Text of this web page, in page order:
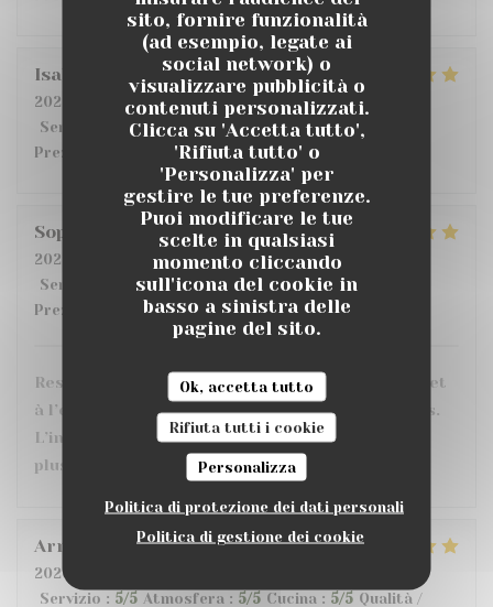
sito, fornire funzionalità
(ad esempio, legate ai
social network) o
visualizzare pubblicità o
contenuti personalizzati.
Clicca su 'Accetta tutto',
'Rifiuta tutto' o
'Personalizza' per
gestire le tue preferenze.
Puoi modificare le tue
scelte in qualsiasi
momento cliccando
sull'icona del cookie in
basso a sinistra delle
pagine del sito.
Ok, accetta tutto
Rifiuta tutti i cookie
Personalizza
Politica di protezione dei dati personali
Politica di gestione dei cookie
Isabelle
2026-07-14
- 19:30 - Ospiti 2
Servizio
/5 Atmosfera : 5/5 Cucina: 5/5
Prezzo
Sophie
2026-07-10
- 20:30 - Ospiti 3
Servizio
/5 Atmosfera: 5 /5 Cucina: 5 /5
Prezzo
Restaurant très sympa, personnel très agréable et
à l’écoute. Les plats sont très bons et bien servis.
L’intérieur est confortable avec le choix entre
plusieurs ambiances et une grande terrasse.
Armand
2026-07-10
Servizio : 5/5 Atmosfera : 5/5 Cucina : 5/5 Qualità /